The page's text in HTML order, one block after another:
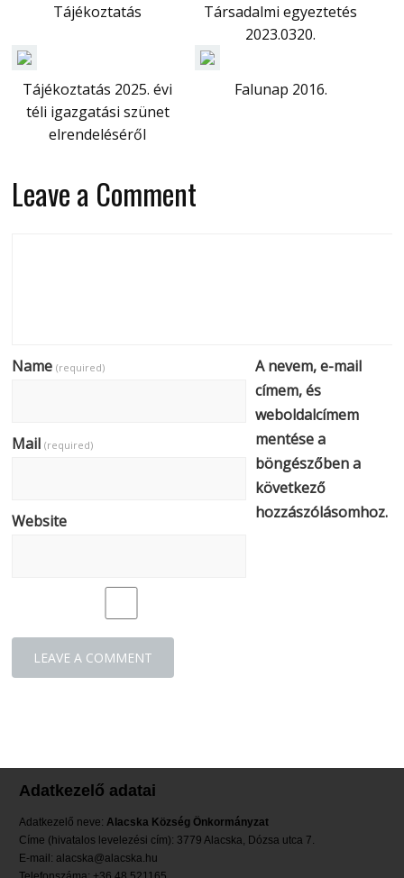
Tájékoztatás
Társadalmi egyeztetés
2023.0320.
Tájékoztatás 2025. évi
téli igazgatási szünet
elrendeléséről
Falunap 2016.
Leave a Comment
Name(required)
Mail(required)
Website
A nevem, e-mail
címem, és
weboldalcímem
mentése a
böngészőben a
következő
hozzászólásomhoz.